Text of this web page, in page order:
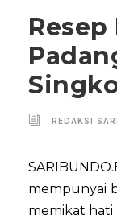
Resep
REDAKSI
mempunyai
memikat hati